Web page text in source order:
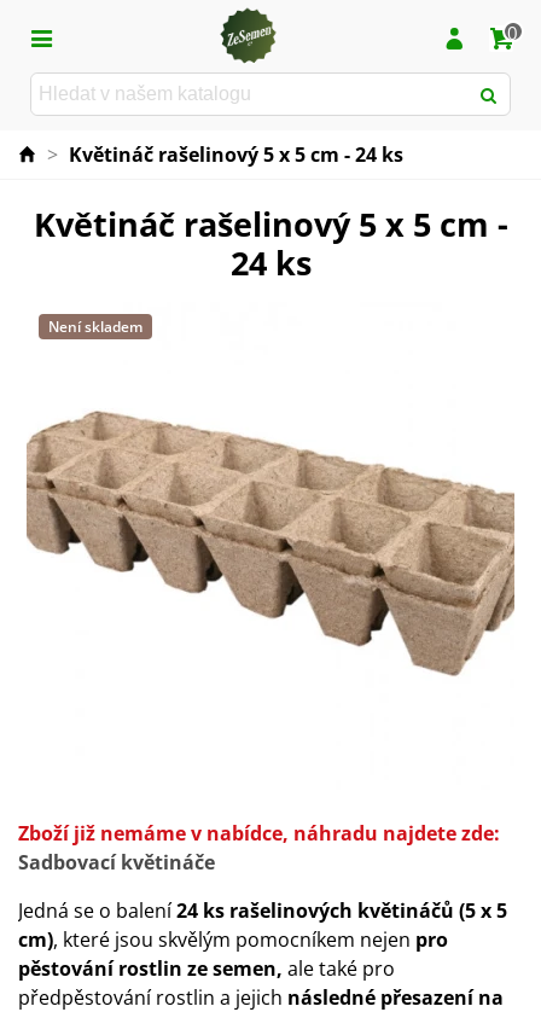
0
> Květináč rašelinový 5 x 5 cm - 24 ks
Květináč rašelinový 5 x 5 cm -
24 ks
Není skladem
Zboží již nemáme v nabídce, náhradu najdete zde:
Sadbovací květináče
Jedná se o balení24 ks rašelinových květináčů (5 x 5
cm), které jsou skvělým pomocníkem nejen pro
pěstování rostlin ze semen, ale také pro
předpěstování rostlin a jejich následné přesazení na